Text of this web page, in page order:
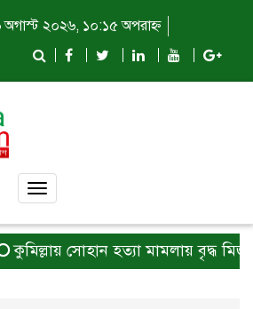
অগাস্ট ২০২৬, ১০:১৫ অপরাহ্ন
Toggle
সোহান হত্যা মামলায় বৃদ্ধ